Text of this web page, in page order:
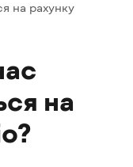
на рахунку
на